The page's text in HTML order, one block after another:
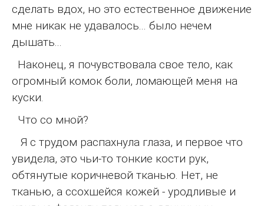
сделать вдох, но это естественное движение
мне никак не удавалось... было нечем
дышать...
Наконец, я почувствовала свое тело, как
огромный комок боли, ломающей меня на
куски.
Что со мной?
Я с трудом распахнула глаза, и первое что
увидела, это чьи-то тонкие кости рук,
обтянутые коричневой тканью. Нет, не
тканью, а ссохшейся кожей - уродливые и